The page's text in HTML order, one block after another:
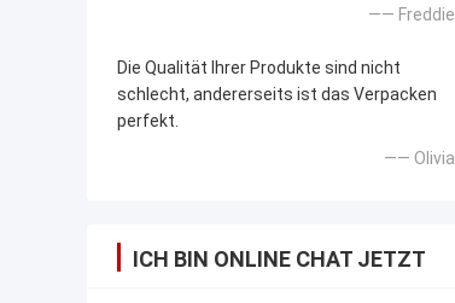
—— Freddie
Die Qualität Ihrer Produkte sind nicht
schlecht, andererseits ist das Verpacken
perfekt.
—— Olivia
ICH BIN ONLINE CHAT JETZT